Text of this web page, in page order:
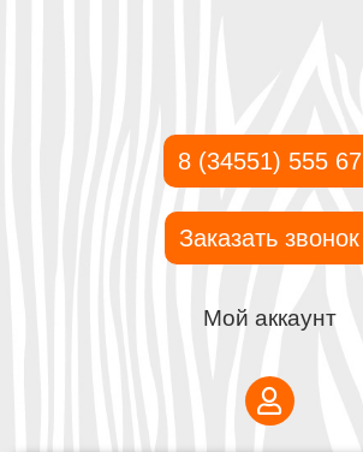
8 (34551) 555 67
Заказать звонок
Мой аккаунт